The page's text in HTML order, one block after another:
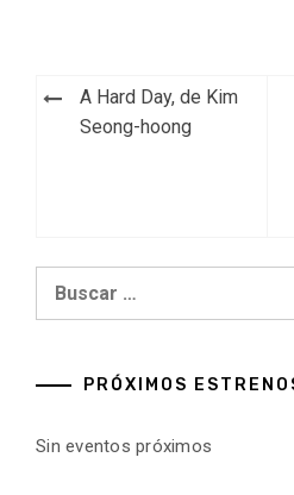
Navegación
A Hard Day, de Kim
Seong-hoong
PRÓXIMOS
Sin eventos próximos